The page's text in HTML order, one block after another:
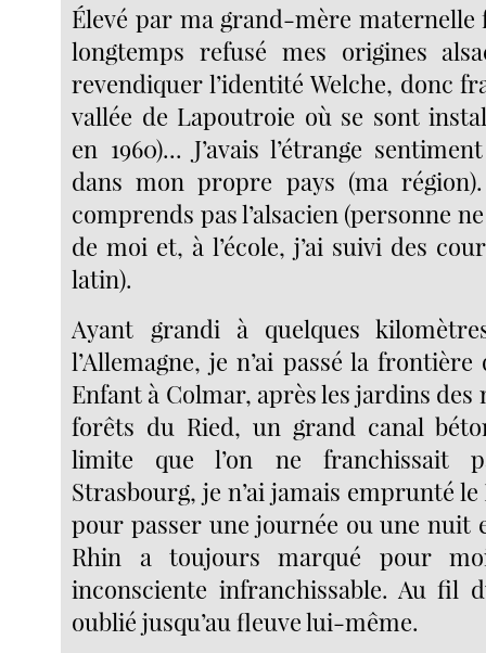
Élevé par ma grand-mère maternelle
longtemps refusé mes origines
revendiquer l’identité Welche, donc
vallée de Lapoutroie où se sont
en 1960)... J’avais l’étrange
dans mon propre pays (ma
comprends pas l’alsacien (personne
de moi et, à l’école, j’ai suivi des
latin).
Ayant grandi à quelques
l’Allemagne, je n’ai passé la frontière
Enfant à Colmar, après les jardins des
forêts du Ried, un grand canal
limite que l’on ne franchissait
Strasbourg, je n’ai jamais emprunté le
pour passer une journée ou une nuit
Rhin a toujours marqué pour
inconsciente infranchissable. Au fil
oublié jusqu’au fleuve lui-même.